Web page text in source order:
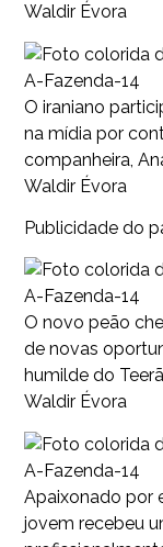
Waldir Évora
A-Fazenda-14
O iraniano
na mídia por
companheira,
Waldir Évora
Publicidade do
A-Fazenda-14
O novo peão
de novas
humilde do
Waldir Évora
A-Fazenda-14
Apaixonado por
jovem recebeu